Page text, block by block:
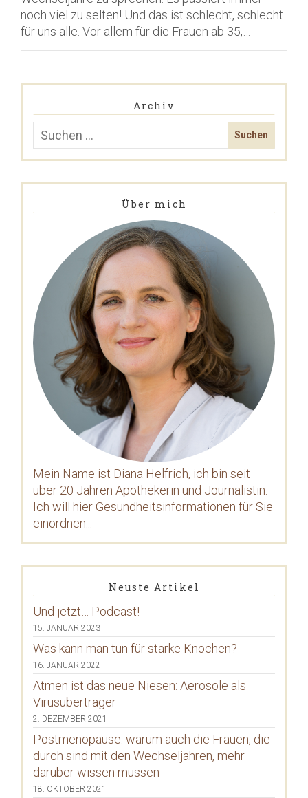
noch viel zu selten! Und das ist schlecht, schlecht
für uns alle. Vor allem für die Frauen ab 35,…
Archiv
Über mich
Mein Name ist Diana Helfrich, ich bin seit
über 20 Jahren Apothekerin und Journalistin.
Ich will hier Gesundheitsinformationen für Sie
einordnen...
Neuste Artikel
Und jetzt… Podcast!
15. JANUAR 2023
Was kann man tun für starke Knochen?
16. JANUAR 2022
Atmen ist das neue Niesen: Aerosole als
Virusüberträger
2. DEZEMBER 2021
Postmenopause: warum auch die Frauen, die
durch sind mit den Wechseljahren, mehr
darüber wissen müssen
18. OKTOBER 2021